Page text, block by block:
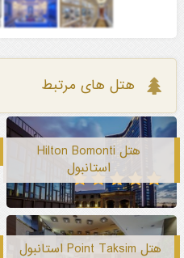
هتل های مرتبط
هتل Hilton Bomonti
استانبول
هتل Point Taksim استانبول